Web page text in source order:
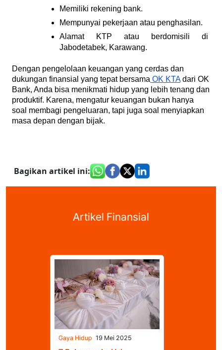
Memiliki rekening bank.
Mempunyai pekerjaan atau penghasilan.
Alamat KTP atau berdomisili di
Jabodetabek, Karawang.
Dengan pengelolaan keuangan yang cerdas dan
dukungan finansial yang tepat bersama OK KTAdari OK
Bank, Anda bisa menikmati hidup yang lebih tenang dan
produktif. Karena, mengatur keuangan bukan hanya
soal membagi pengeluaran, tapi juga soal menyiapkan
masa depan dengan bijak.
Bagikan artikel ini:
Artikel Finansial
Gaya Hidup 19 Mei 2025